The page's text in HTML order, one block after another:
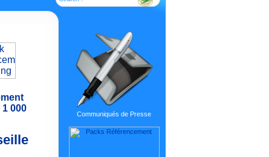
000
Communiqués de Presse